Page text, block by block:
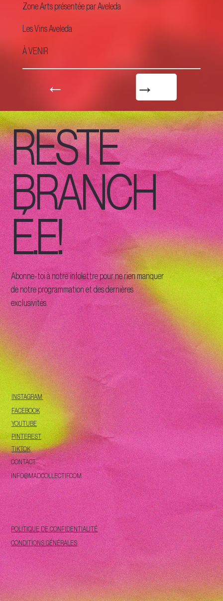
Zone Arts présentée par Aveleda
Les Vins Aveleda
À VENIR
← →
RESTE
BRANCH
É.E!
Abonne-toi à notre infolettre pour ne rien manquer
de notre programmation et des dernières
exclusivités.
INSTAGRAM
FACEBOOK
YOUTUBE
PINTEREST
TIKTOK
CONTACT
INFO@MADCOLLECTIF.COM
POLITIQUE DE CONFIDENTIALITÉ
CONDITIONS GÉNÉRALES